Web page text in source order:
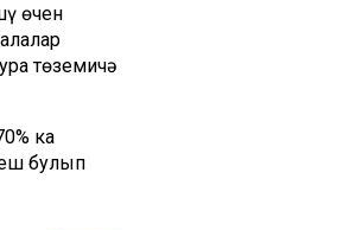
өчен
төземичә
ка
булып